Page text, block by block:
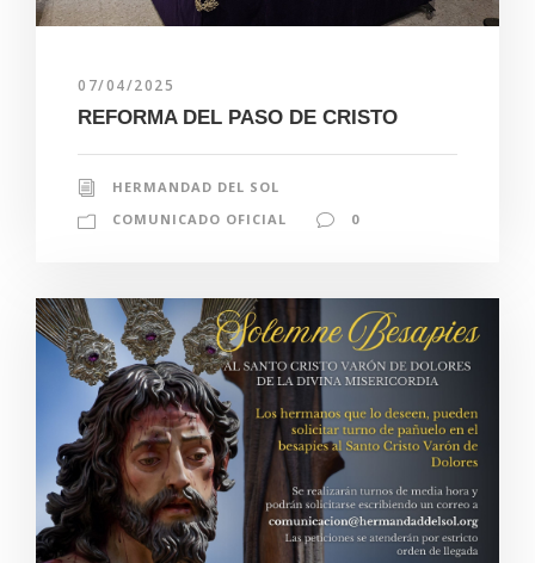
07/04/2025
REFORMA DEL PASO DE CRISTO
HERMANDAD DEL SOL
COMUNICADO OFICIAL
0